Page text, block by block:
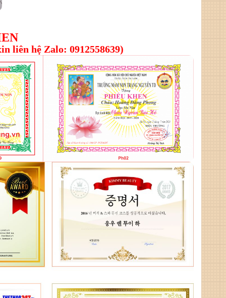
liên hệ Zalo: 0912558639)